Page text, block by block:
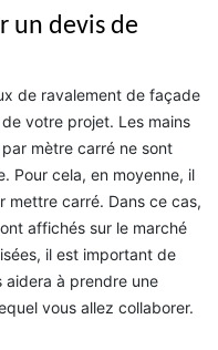
un devis de
de ravalement de façade
votre projet. Les mains
mètre carré ne sont
Pour cela, en moyenne, il
mettre carré. Dans ce cas,
affichés sur le marché
il est important de
aidera à prendre une
vous allez collaborer.